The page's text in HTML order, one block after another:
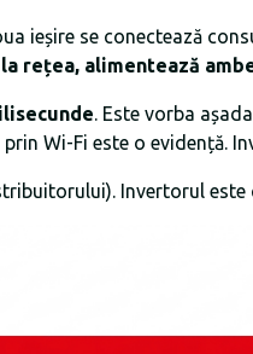
ieșire se conectează
rețea, alimentează
. Este vorba
Wi-Fi este o evidență.
Invertorul este